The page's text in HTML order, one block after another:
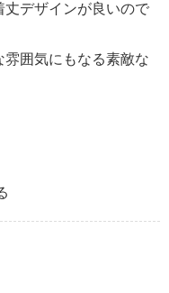
丈デザインが良いので
囲気にもなる素敵な